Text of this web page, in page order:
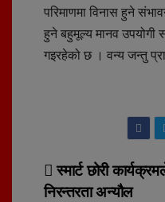
परिमाणमा विनास हुने
हुने बहुमूल्य मानव उपयोगी
गइरहेको छ । वन्य जन्तु
Post
स्मार्ट छोरी
निरन्तरता अन्यौल